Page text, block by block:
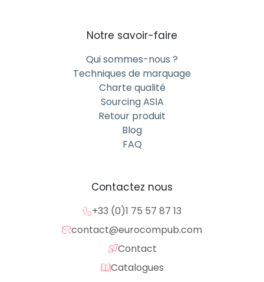
Notre savoir-faire
Qui sommes-nous ?
Techniques de marquage
Charte qualité
Sourcing ASIA
Retour produit
Blog
FAQ
Contactez nous
+33 (0)1 75 57 87 13
contact@eurocompub.com
Contact
Catalogues